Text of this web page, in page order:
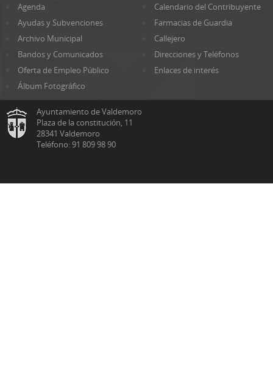
Agenda
Calendario del Contribuyente
Ayudas y Subvenciones
Farmacias de Guardia
Archivo Municipal
Callejero
Bandos y Comunicados
Direcciones y Teléfonos
Oferta de Empleo Público
Enlaces de interés
Álbum Fotográfico
Ayuntamiento de Valdemoro
Plaza de la constitución, 11
28341 Valdemoro
Teléfono: 91 809 98 90